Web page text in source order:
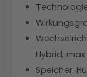
Hybrid,
Speicher: